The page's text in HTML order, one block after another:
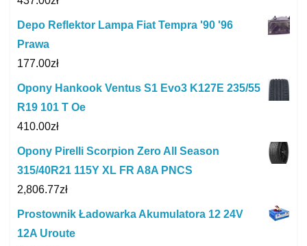
Depo Reflektor Lampa Fiat Tempra '90 '96
Prawa
177.00zł
Opony Hankook Ventus S1 Evo3 K127E 235/55
R19 101 T Oe
410.00zł
Opony Pirelli Scorpion Zero All Season
315/40R21 115Y XL FR A8A PNCS
2,806.77zł
Prostownik Ładowarka Akumulatora 12 24V
12A Uroute